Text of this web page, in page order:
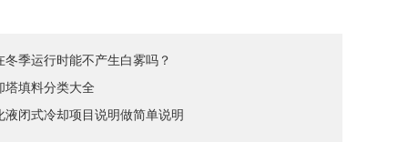
冬季运行时能不产生白雾吗？
塔填料分类大全
液闭式冷却项目说明做简单说明